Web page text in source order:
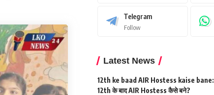
Telegram
Follow
Latest News
12th ke baad AIR Hostess kaise bane:
12th के बाद AIR Hostess कैसे बने?